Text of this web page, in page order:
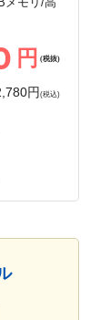
円 (税抜)
円 (税込)